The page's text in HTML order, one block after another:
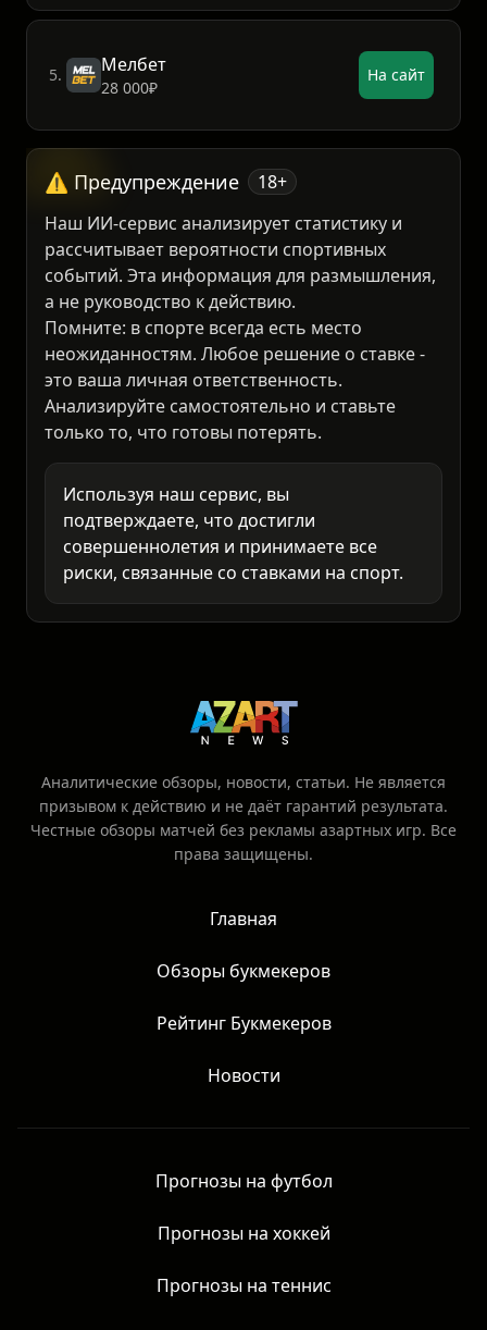
Мелбет На сайт
Наш ИИ-сервис анализирует статистику и
рассчитывает вероятности спортивных
событий. Эта информация для размышления,
а не руководство к действию.
Помните: в спорте всегда есть место
неожиданностям. Любое решение о ставке -
это ваша личная ответственность.
Анализируйте самостоятельно и ставьте
только то, что готовы потерять.
Используя наш сервис, вы
подтверждаете, что достигли
совершеннолетия и принимаете все
риски, связанные со ставками на спорт.
Аналитические обзоры, новости, статьи. Не является
призывом к действию и не даёт гарантий результата.
Честные обзоры матчей без рекламы азартных игр. Все